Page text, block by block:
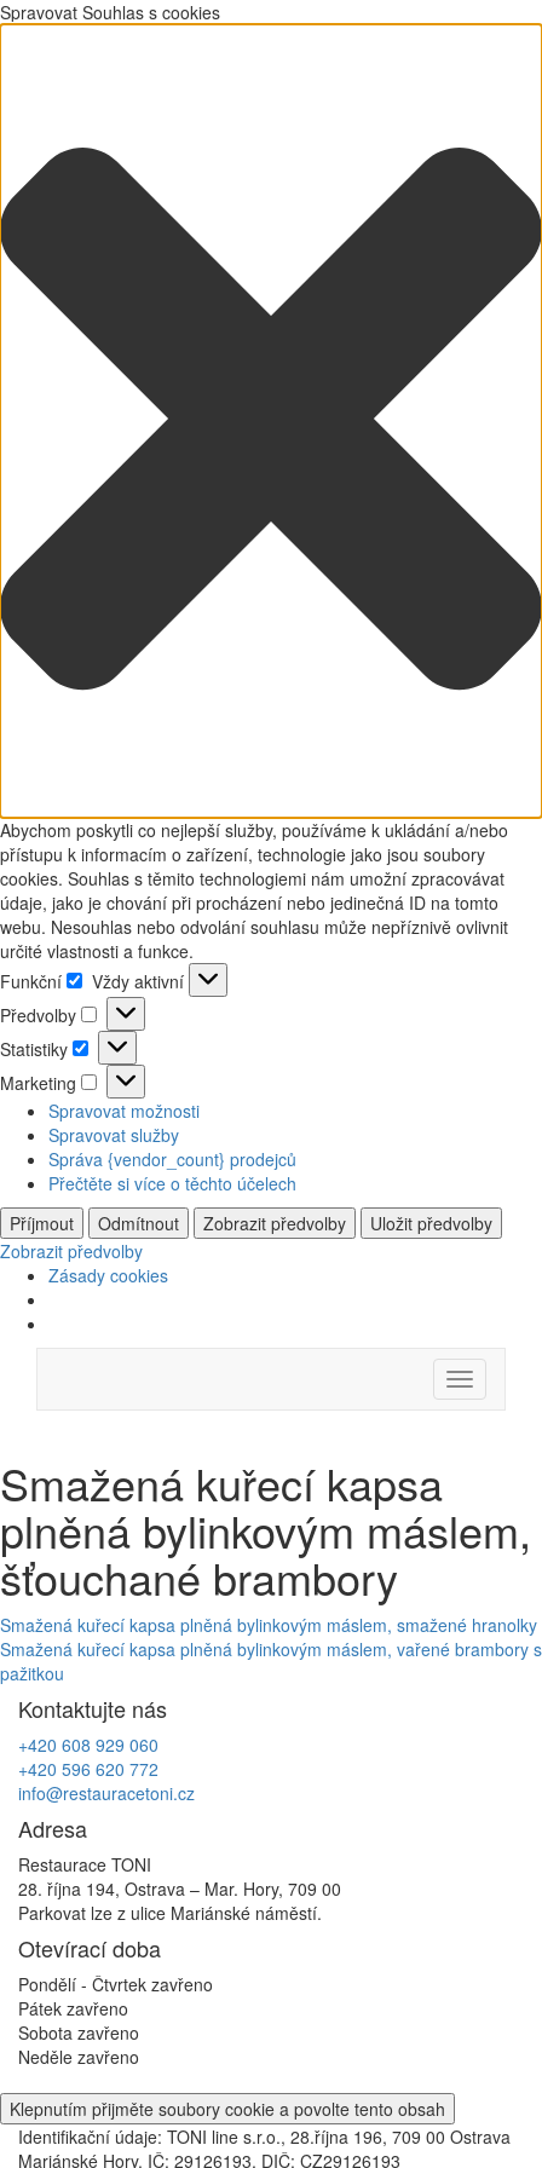
Spravovat Souhlas s cookies
Abychom poskytli co nejlepší služby, používáme k ukládání a/nebo
přístupu k informacím o zařízení, technologie jako jsou soubory
cookies. Souhlas s těmito technologiemi nám umožní zpracovávat
údaje, jako je chování při procházení nebo jedinečná ID na tomto
webu. Nesouhlas nebo odvolání souhlasu může nepříznivě ovlivnit
určité vlastnosti a funkce.
Funkční
Funkční
Vždy aktivní
Předvolby
Předvolby
Statistiky
Statistiky
Marketing
Marketing
Spravovat možnosti
Spravovat služby
Správa {vendor_count} prodejců
Přečtěte si více o těchto účelech
Příjmout
Odmítnout Zobrazit předvolby
Uložit předvolby
Zobrazit předvolby
Zásady cookies
content
Menu
Smažená kuřecí kapsa
plněná bylinkovým máslem,
šťouchané brambory
Navigace
pro
příspěvek
Smažená kuřecí kapsa plněná bylinkovým máslem, smažené hranolky
Smažená kuřecí kapsa plněná bylinkovým máslem, vařené brambory s
pažitkou
Kontaktujte nás
+420 608 929 060
+420 596 620 772
info@restauracetoni.cz
Adresa
Restaurace TONI
28. října 194, Ostrava – Mar. Hory, 709 00
Parkovat lze z ulice Mariánské náměstí.
Otevírací doba
Pondělí - Čtvrtek zavřeno
Pátek zavřeno
Sobota zavřeno
Neděle zavřeno
Klepnutím přijměte soubory cookie a povolte tento obsah
Identifikační údaje: TONI line s.r.o., 28.října 196, 709 00 Ostrava
Mariánské Hory, IČ: 29126193, DIČ: CZ29126193